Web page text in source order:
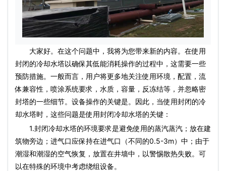
大家好。在这个问题中，我将为您带来新的内容。在使用
封闭的冷却水塔以确保其低能消耗操作的过程中，这需要一些
预防措施。一般而言，用户将更多地关注使用环境，配置，流
体兼容性，喷涂系统要求，水质，容量，反冻结等，并忽略密
封塔的一些细节。设备操作的关键是。因此，当使用封闭的冷
却水塔时，这些问题是使用封闭冷却水塔的关键：
1.封闭冷却水塔的环境要求是避免使用的蒸汽蒸汽；放在建
筑物旁边；进气口应保持在进气口（不同的0.5-3m）中；由于
潮湿和潮湿的空气恢复，放置在井墙中，以警惕散热失败。可
以在特殊的环境中考虑绕组设备。